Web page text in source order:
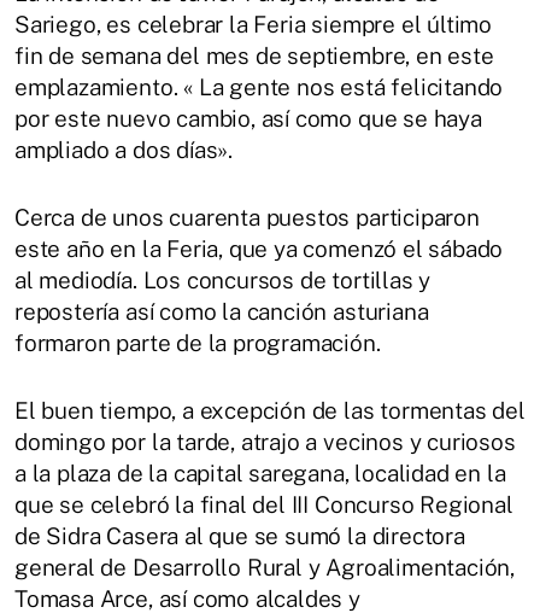
Sariego, es celebrar la Feria siempre el último
fin de semana del mes de septiembre, en este
emplazamiento. « La gente nos está felicitando
por este nuevo cambio, así como que se haya
ampliado a dos días».
Cerca de unos cuarenta puestos participaron
este año en la Feria, que ya comenzó el sábado
al mediodía. Los concursos de tortillas y
repostería así como la canción asturiana
formaron parte de la programación.
El buen tiempo, a excepción de las tormentas del
domingo por la tarde, atrajo a vecinos y curiosos
a la plaza de la capital saregana, localidad en la
que se celebró la final del III Concurso Regional
de Sidra Casera al que se sumó la directora
general de Desarrollo Rural y Agroalimentación,
Tomasa Arce, así como alcaldes y